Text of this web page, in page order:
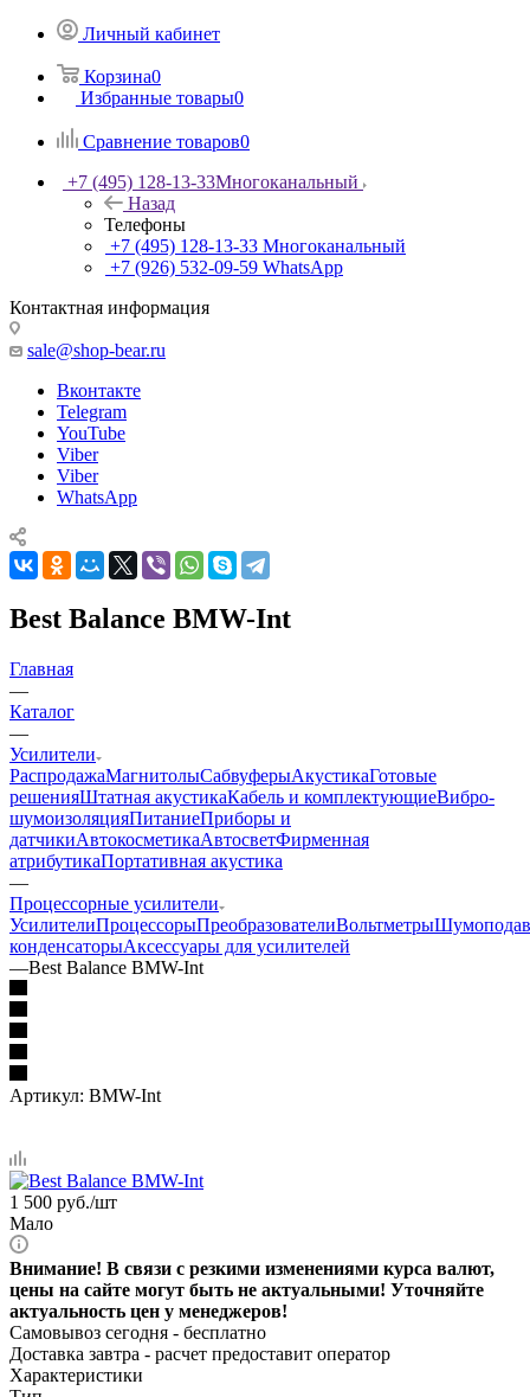
Личный кабинет
Корзина0
Избранные товары0
Сравнение товаров0
+7 (495) 128-13-33Многоканальный
Назад
Телефоны
+7 (495) 128-13-33 Многоканальный
+7 (926) 532-09-59 WhatsApp
Контактная информация
sale@shop-bear.ru
Вконтакте
Telegram
YouTube
Viber
Viber
WhatsApp
Best Balance BMW-Int
Главная
—
Каталог
—
Усилители
РаспродажаМагнитолыСабвуферыАкустикаГотовые
решенияШтатная акустикаКабель и комплектующиеВибро-
шумоизоляцияПитаниеПриборы и
датчикиАвтокосметикаАвтосветФирменная
атрибутикаПортативная акустика
—
Процессорные усилители
УсилителиПроцессорыПреобразователиВольтметры
конденсаторыАксессуары для усилителей
—Best Balance BMW-Int
Артикул: BMW-Int
1 500 руб./шт
Мало
Внимание! В связи с резкими изменениями курса валют,
цены на сайте могут быть не актуальными! Уточняйте
актуальность цен у менеджеров!
Самовывоз сегодня - бесплатно
Доставка завтра - расчет предоставит оператор
Характеристики